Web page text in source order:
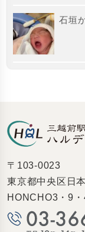
石垣
〒103-0023
東京都中央区日
HONCHO3・9